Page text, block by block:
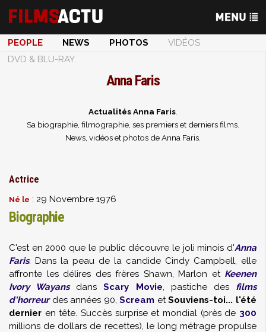
PEOPLE NEWS PHOTOS
VIDÉOS
DVD & BLU-RAY
Anna Faris
Actualités Anna Faris.
Sa biographie, filmographie, ses premiers et derniers films.
News, vidéos et photos de Anna Faris.
Actrice
Né le : 29 Novembre 1976
Biographie
C'est en 2000 que le public découvre le joli minois d'Anna
Faris. Dans la peau de la candide Cindy Campbell, elle
affronte les délires des frères Shawn, Marlon et Keenen
Ivory WayansdansScary Movie, pastiche des films
d'horreurdes années 90,Scream etSouviens-toi... l'été
dernier en tête. Succès surprise et mondial (près de 300
millions de dollars de recettes), le long métrage propulse